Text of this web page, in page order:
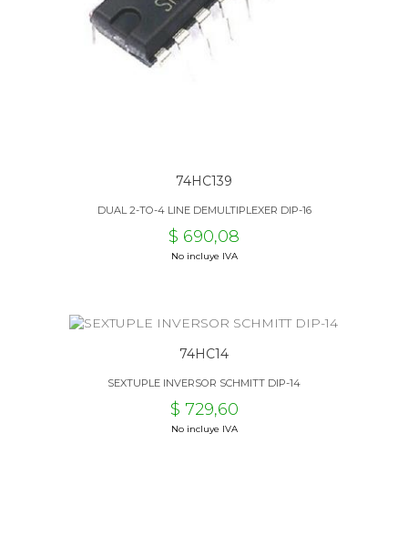
74HC139
DUAL 2-TO-4 LINE DEMULTIPLEXER DIP-16
$ 690,08
No incluye IVA
74HC14
SEXTUPLE INVERSOR SCHMITT DIP-14
$ 729,60
No incluye IVA